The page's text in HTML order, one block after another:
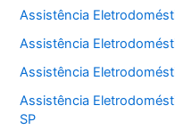
Assistência
Assistência
Assistência
Assistência
SP